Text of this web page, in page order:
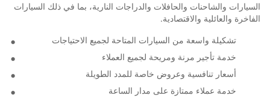
السيارات والشاحنات والحافلات والدراجات النارية، بما في ذلك السيارات
الفاخرة والعائلية والاقتصادية.
تشكيلة واسعة من السيارات المتاحة لجميع الاحتياجات
خدمة تأجير مرنة ومريحة لجميع العملاء
أسعار تنافسية وعروض خاصة للمدد الطويلة
خدمة عملاء ممتازة على مدار الساعة